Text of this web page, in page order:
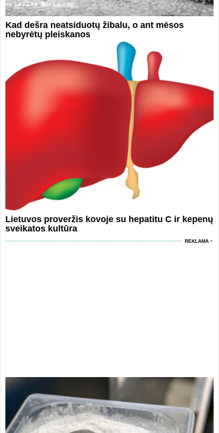
Kad dešra neatsiduotų žibalu, o ant mėsos
nebyrėtų pleiskanos
Lietuvos proveržis kovoje su hepatitu C ir kepenų
sveikatos kultūra
REKLAMA